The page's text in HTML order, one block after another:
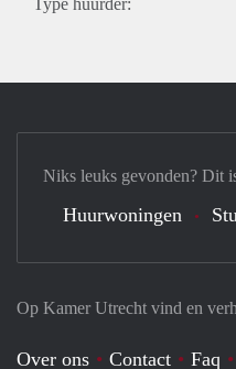
Type huurder:
Op Kamer Utrecht vind en
Over ons Contact Faq
Niks leuks gevonden? Dit
Huurwoningen